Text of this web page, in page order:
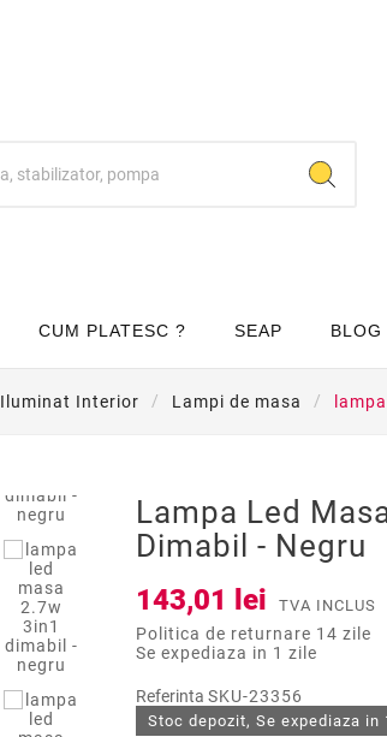
CUM PLATESC ? SEAP BLOG
Iluminat Interior Lampi de masa
Lampa Led
Dimabil - Negru
143,01 lei TVA INCLUS
Politica de returnare 14 zile
Se expediaza in 1 zile
Referinta SKU-23356
Stoc depozit, Se expediaza in